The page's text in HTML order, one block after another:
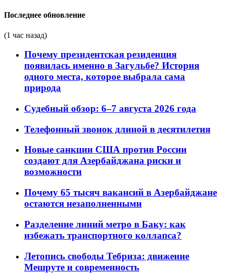
Последнее обновление
(1 час назад)
Почему президентская резиденция
появилась именно в Загульбе? История
одного места, которое выбрала сама
природа
Судебный обзор: 6–7 августа 2026 года
Телефонный звонок длиной в десятилетия
Новые санкции США против России
создают для Азербайджана риски и
возможности
Почему 65 тысяч вакансий в Азербайджане
остаются незаполненными
Разделение линий метро в Баку: как
избежать транспортного коллапса?
Летопись свободы Тебриза: движение
Мешруте и современность